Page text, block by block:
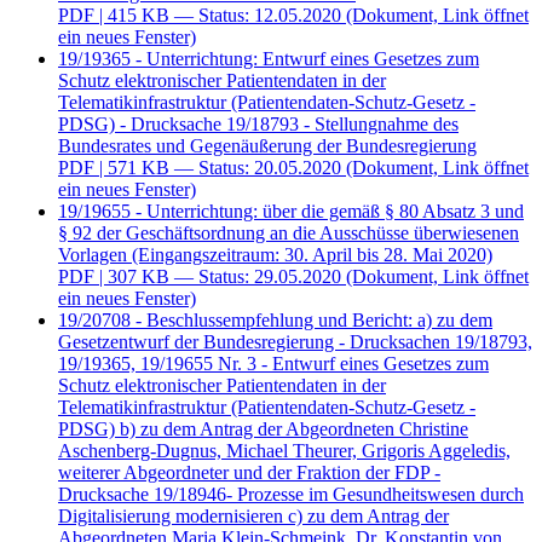
PDF | 415 KB — Status: 12.05.2020 (Dokument, Link öffnet
ein neues Fenster)
19/19365 - Unterrichtung: Entwurf eines Gesetzes zum
Schutz elektronischer Patientendaten in der
Telematikinfrastruktur (Patientendaten-Schutz-Gesetz -
PDSG) - Drucksache 19/18793 - Stellungnahme des
Bundesrates und Gegenäußerung der Bundesregierung
PDF | 571 KB — Status: 20.05.2020 (Dokument, Link öffnet
ein neues Fenster)
19/19655 - Unterrichtung: über die gemäß § 80 Absatz 3 und
§ 92 der Geschäftsordnung an die Ausschüsse überwiesenen
Vorlagen (Eingangszeitraum: 30. April bis 28. Mai 2020)
PDF | 307 KB — Status: 29.05.2020 (Dokument, Link öffnet
ein neues Fenster)
19/20708 - Beschlussempfehlung und Bericht: a) zu dem
Gesetzentwurf der Bundesregierung - Drucksachen 19/18793,
19/19365, 19/19655 Nr. 3 - Entwurf eines Gesetzes zum
Schutz elektronischer Patientendaten in der
Telematikinfrastruktur (Patientendaten-Schutz-Gesetz -
PDSG) b) zu dem Antrag der Abgeordneten Christine
Aschenberg-Dugnus, Michael Theurer, Grigoris Aggeledis,
weiterer Abgeordneter und der Fraktion der FDP -
Drucksache 19/18946- Prozesse im Gesundheitswesen durch
Digitalisierung modernisieren c) zu dem Antrag der